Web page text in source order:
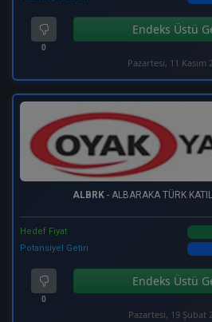
0
Endeks Üstü
Pazartesi, 11 Kasım
ALBRK- ALBARAKA TÜRK
Hedef Fiyat
Potansiyel Getiri
0
Endeks Üstü
Pazartesi, 19 Şubat